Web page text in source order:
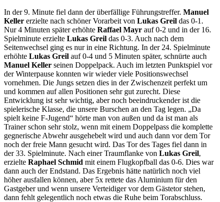
In der 9. Minute fiel dann der überfällige Führungstreffer. Manuel
Keller erzielte nach schöner Vorarbeit von Lukas Greil das 0-1.
Nur 4 Minuten später erhöhte Raffael Mayr auf 0-2 und in der 16.
Spielminute erzielte Lukas Greil das 0-3. Auch nach dem
Seitenwechsel ging es nur in eine Richtung. In der 24. Spielminute
erhöhte Lukas Greil auf 0-4 und 5 Minuten später, schnürte auch
Manuel Keller seinen Doppelpack. Auch im letzten Punktspiel vor
der Winterpause konnten wir wieder viele Positionswechsel
vornehmen. Die Jungs setzen dies in der Zwischenzeit perfekt um
und kommen auf allen Positionen sehr gut zurecht. Diese
Entwicklung ist sehr wichtig, aber noch beeindruckender ist die
spielerische Klasse, die unsere Burschen an den Tag legen. „Da
spielt keine F-Jugend“ hörte man von außen und da ist man als
Trainer schon sehr stolz, wenn mit einem Doppelpass die komplette
gegnerische Abwehr ausgehebelt wird und auch dann vor dem Tor
noch der freie Mann gesucht wird. Das Tor des Tages fiel dann in
der 33. Spielminute. Nach einer Traumflanke von Lukas Greil,
erzielte Raphael Schmid mit einem Flugkopfball das 0-6. Dies war
dann auch der Endstand. Das Ergebnis hätte natürlich noch viel
höher ausfallen können, aber 5x rettete das Aluminium für den
Gastgeber und wenn unsere Verteidiger vor dem Gästetor stehen,
dann fehlt gelegentlich noch etwas die Ruhe beim Torabschluss.